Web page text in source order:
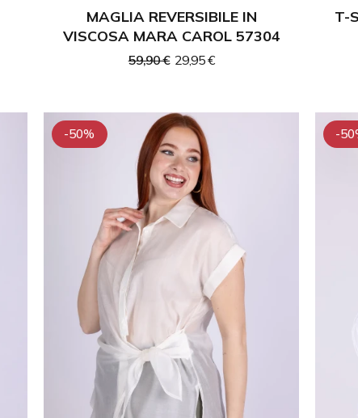
MAGLIA REVERSIBILE IN
VISCOSA MARA CAROL 57304
59,90 € 29,95 €
T-
-50% -